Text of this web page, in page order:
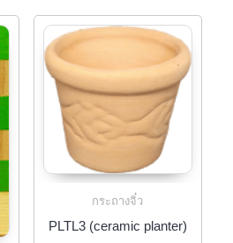
กระถางจิ๋ว
PLTL3 (ceramic planter)